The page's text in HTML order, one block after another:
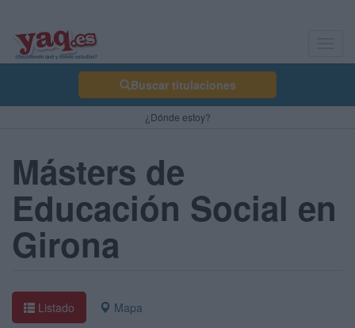
Buscar titulaciones
¿Dónde estoy?
Másters de
Educación Social en
Girona
Listado Mapa